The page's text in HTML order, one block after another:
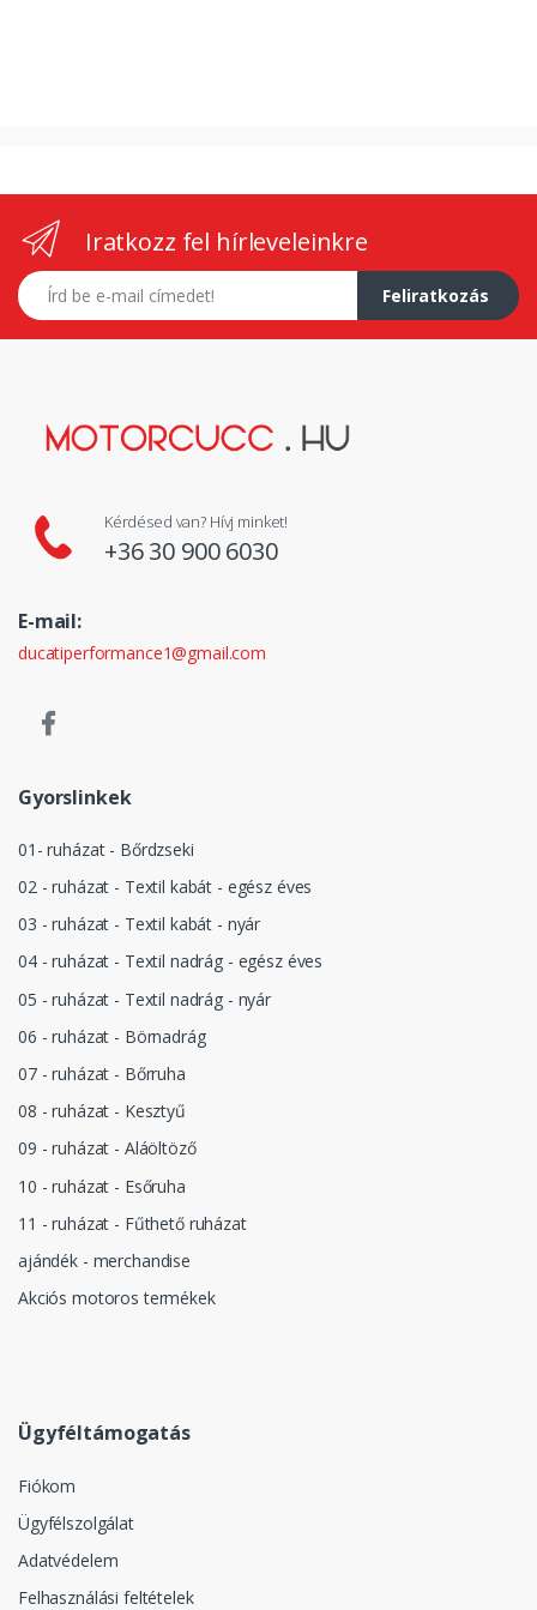
Iratkozz fel hírleveleinkre
E-mail címed
Feliratkozás
Kérdésed van? Hívj minket!
+36 30 900 6030
E-mail:
ducatiperformance1@gmail.com
Gyorslinkek
01- ruházat - Bőrdzseki
02 - ruházat - Textil kabát - egész éves
03 - ruházat - Textil kabát - nyár
04 - ruházat - Textil nadrág - egész éves
05 - ruházat - Textil nadrág - nyár
06 - ruházat - Börnadrág
07 - ruházat - Bőrruha
08 - ruházat - Kesztyű
09 - ruházat - Aláöltöző
10 - ruházat - Esőruha
11 - ruházat - Fűthető ruházat
ajándék - merchandise
Akciós motoros termékek
Ügyféltámogatás
Fiókom
Ügyfélszolgálat
Adatvédelem
Felhasználási feltételek